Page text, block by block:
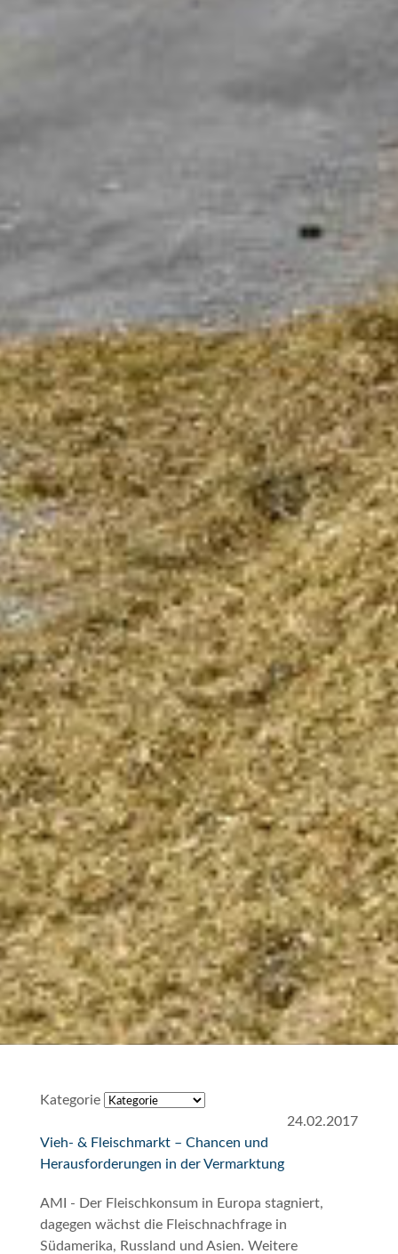
Kategorie
24.02.2017
Vieh- & Fleischmarkt – Chancen und
Herausforderungen in der Vermarktung
AMI - Der Fleischkonsum in Europa stagniert,
dagegen wächst die Fleischnachfrage in
Südamerika, Russland und Asien. Weitere